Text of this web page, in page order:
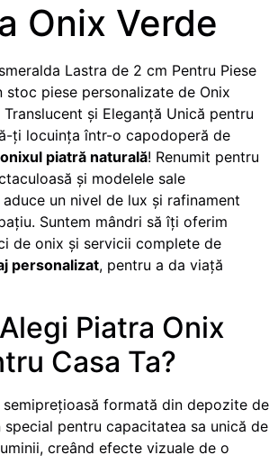
Onix Verde
Lastra de 2 cm Pentru Piese
stoc piese personalizate de Onix
și Eleganță Unică pentru
ți locuința într-o capodoperă de
onixul piatră naturală! Renumit pentru
și modelele sale
un nivel de lux și rafinament
Suntem mândri să îți oferim
de onix și servicii complete de
personalizat, pentru a da viață
Piatra Onix
Casa Ta?
formată din depozite de
special pentru capacitatea sa unică de
creând efecte vizuale de o